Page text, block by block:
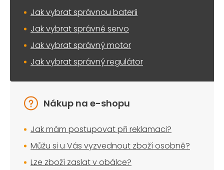
Jak vybrat správnou baterii
Jak vybrat správné servo
Jak vybrat správný motor
Jak vybrat správný regulátor
Nákup na e-shopu
Jak mám postupovat při reklamaci?
Můžu si u Vás vyzvednout zboží osobně?
Lze zboží zaslat v obálce?